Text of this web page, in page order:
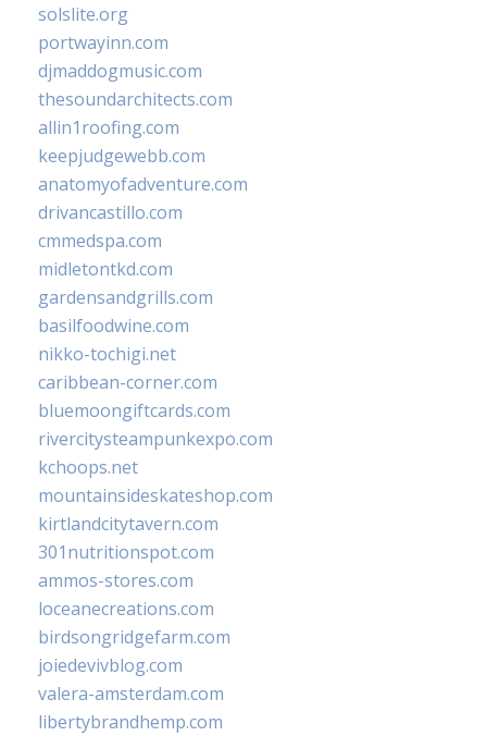
solslite.org
portwayinn.com
djmaddogmusic.com
thesoundarchitects.com
allin1roofing.com
keepjudgewebb.com
anatomyofadventure.com
drivancastillo.com
cmmedspa.com
midletontkd.com
gardensandgrills.com
basilfoodwine.com
nikko-tochigi.net
caribbean-corner.com
bluemoongiftcards.com
rivercitysteampunkexpo.com
kchoops.net
mountainsideskateshop.com
kirtlandcitytavern.com
301nutritionspot.com
ammos-stores.com
loceanecreations.com
birdsongridgefarm.com
joiedevivblog.com
valera-amsterdam.com
libertybrandhemp.com